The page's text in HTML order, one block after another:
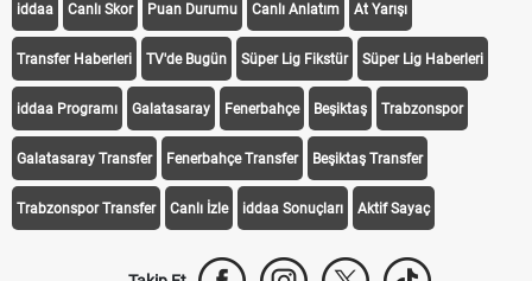
iddaa Canlı Skor Puan Durumu Canlı Anlatım At Yarışı
Transfer Haberleri TV'de Bugün Süper Lig Fikstür Süper Lig Haberleri
iddaa Programı Galatasaray Fenerbahçe Beşiktaş Trabzonspor
Galatasaray Transfer Fenerbahçe Transfer Beşiktaş Transfer
Trabzonspor Transfer Canlı İzle iddaa Sonuçları Aktif Sayaç